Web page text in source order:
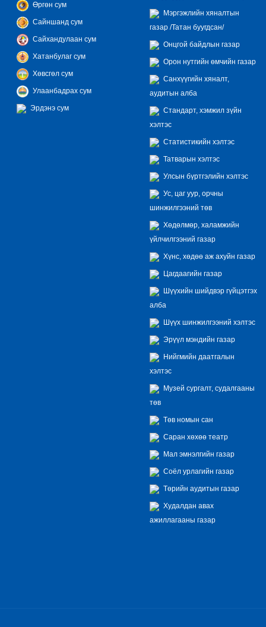
Өргөн сум
Сайншанд сум
Сайхандулаан сум
Хатанбулаг сум
Хөвсгөл сум
Улаанбадрах сум
Эрдэнэ сум
Мэргэжлийн хяналтын
газар /Татан буугдсан/
Онцгой байдлын газар
Орон нутгийн өмчийн газар
Санхүүгийн хяналт,
аудитын алба
Стандарт, хэмжил зүйн
хэлтэс
Статистикийн хэлтэс
Татварын хэлтэс
Улсын бүртгэлийн хэлтэс
Ус, цаг уур, орчны
шинжилгээний төв
Хөдөлмөр, халамжийн
үйлчилгээний газар
Хүнс, хөдөө аж ахуйн газар
Цагдаагийн газар
Шүүхийн шийдвэр гүйцэтгэх
алба
Шүүх шинжилгээний хэлтэс
Эрүүл мэндийн газар
Нийгмийн даатгалын
хэлтэс
Музей сургалт, судалгааны
төв
Төв номын сан
Саран хөхөө театр
Мал эмнэлгийн газар
Соёл урлагийн газар
Төрийн аудитын газар
Худалдан авах
ажиллагааны газар